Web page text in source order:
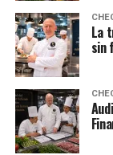
La
sin